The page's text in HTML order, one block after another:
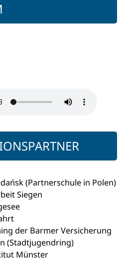
(Partnerschule in Polen)
Siegen
der Barmer Versicherung
(Stadtjugendring)
Münster